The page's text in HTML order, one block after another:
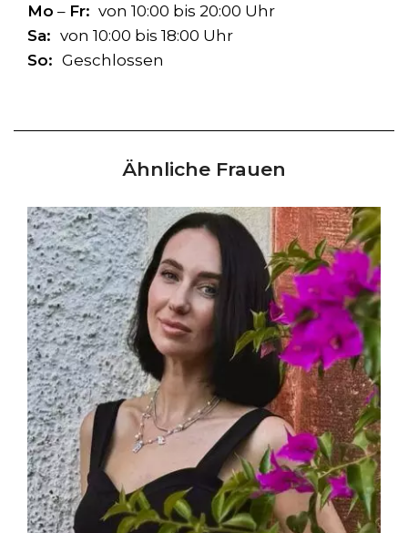
Mo – Fr: von 10:00 bis 20:00 Uhr
Sa: von 10:00 bis 18:00 Uhr
So: Geschlossen
Ähnliche Frauen